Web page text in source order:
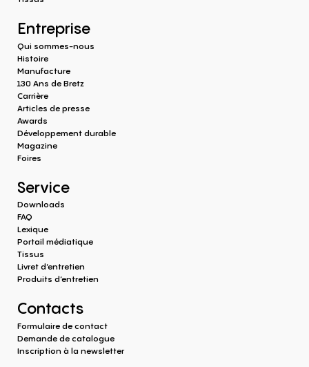
Entreprise
Qui sommes-nous
Histoire
Manufacture
130 Ans de Bretz
Carrière
Articles de presse
Awards
Développement durable
Magazine
Foires
Service
Downloads
FAQ
Lexique
Portail médiatique
Tissus
Livret d’entretien
Produits d‘entretien
Contacts
Formulaire de contact
Demande de catalogue
Inscription à la newsletter